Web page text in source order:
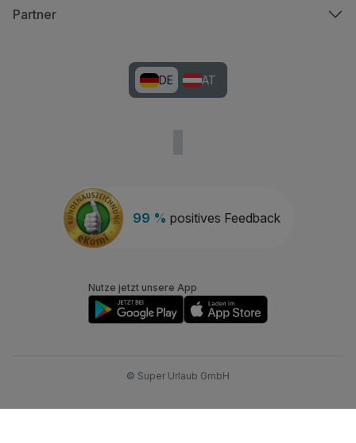
99 % positives Feedback
Partner
DE AT
Nutze jetzt unsere App
© Super Urlaub GmbH